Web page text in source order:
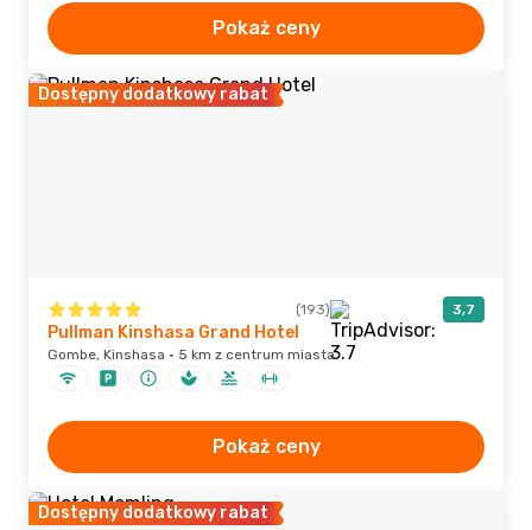
Pokaż ceny
Dostępny dodatkowy rabat
(193) 3,7
Pullman Kinshasa Grand Hotel
Gombe, Kinshasa · 5 km z centrum miasta
Pokaż ceny
Dostępny dodatkowy rabat